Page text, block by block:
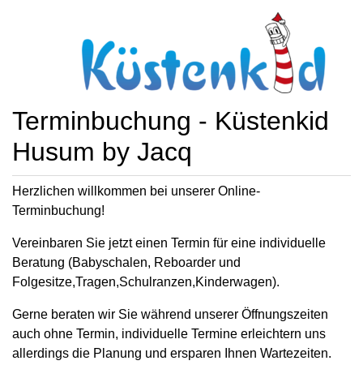
Terminbuchung - Küstenkid
Husum by Jacq
Herzlichen willkommen bei unserer Online-
Terminbuchung!
Vereinbaren Sie jetzt einen Termin für eine individuelle
Beratung (Babyschalen, Reboarder und
Folgesitze,Tragen,Schulranzen,Kinderwagen).
Gerne beraten wir Sie während unserer Öffnungszeiten
auch ohne Termin, individuelle Termine erleichtern uns
allerdings die Planung und ersparen Ihnen Wartezeiten.